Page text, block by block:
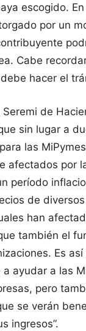
escogido.
por un
Cabe
hacer el
de
sin lugar a
las
afectados por
período
de
han
también el
Es
ayudar a las
pero
se verán
ingresos”.